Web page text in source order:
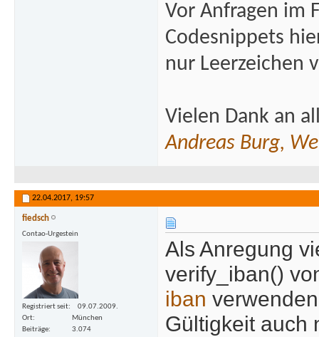
Vor Anfragen im
Codesnippets
nur Leerzeichen
Vielen Dank an
Andreas Burg,
22.04.2017, 19:57
fiedsch
Contao-Urgestein
Registriert seit
09.07.2009.
Ort
München
Beiträge
3.074
Als Anregung
verify_iban()
iban
Gültigkeit auch